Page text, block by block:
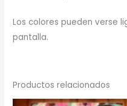
Los colores pueden verse
pantalla.
Productos relacionados